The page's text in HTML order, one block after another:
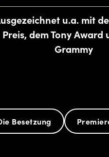
u.a. mit
Preis, dem Tony Award
Grammy
Besetzung